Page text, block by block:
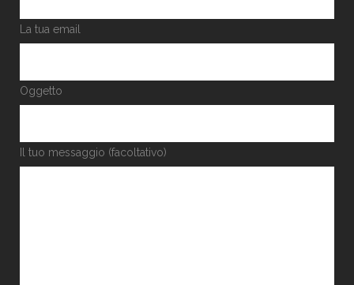
La tua email
Oggetto
Il tuo messaggio (facoltativo)